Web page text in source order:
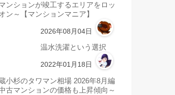
ンションが竣工するエリアをロッ
ン～【マンションマニア】
2026年08月04日
温水洗濯という選択
2022年01月18日
小杉のタワマン相場 2026年8月編
古マンションの価格も上昇傾向～